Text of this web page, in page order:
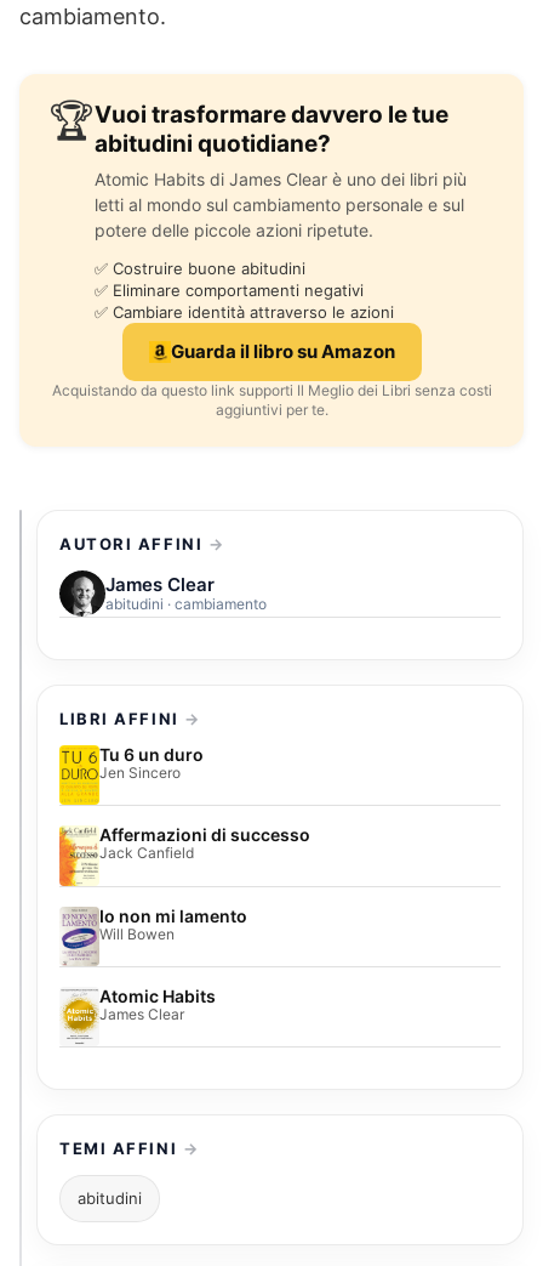
cambiamento.
🏆Vuoi trasformare davvero le tue
abitudini quotidiane?
Atomic Habits di James Clear è uno dei libri più
letti al mondo sul cambiamento personale e sul
potere delle piccole azioni ripetute.
✅ Costruire buone abitudini
✅ Eliminare comportamenti negativi
✅ Cambiare identità attraverso le azioni
Guarda il libro su Amazon
Acquistando da questo link supporti Il Meglio dei Libri senza costi
aggiuntivi per te.
AUTORI AFFINI
James Clear
abitudini · cambiamento
LIBRI AFFINI
Tu 6 un duro
Jen Sincero
Affermazioni di successo
Jack Canfield
Io non mi lamento
Will Bowen
Atomic Habits
James Clear
TEMI AFFINI
abitudini